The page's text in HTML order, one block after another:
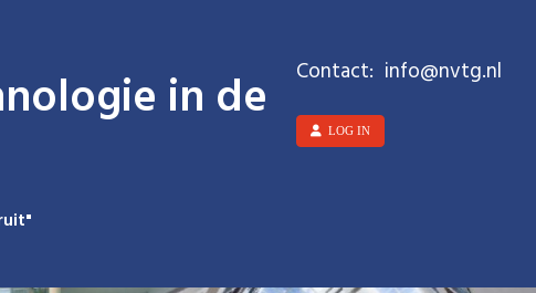
in de
Contact: ofni@nvtg.nl
LOG IN